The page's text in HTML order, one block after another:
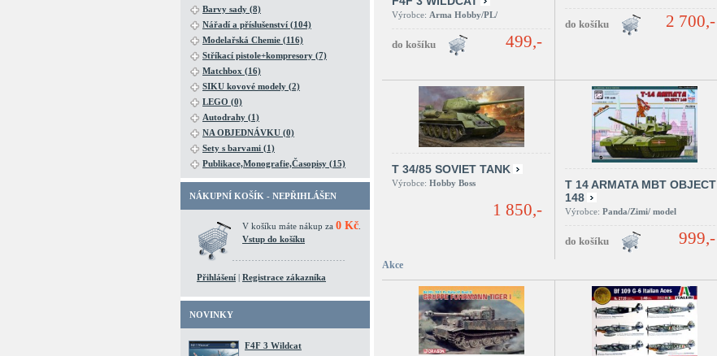
Barvy sady (8)
Nářadí a příslušenství (104)
Modelařská Chemie (116)
Stříkací pistole+kompresory (7)
Matchbox (16)
SIKU kovové modely (2)
LEGO (0)
Autodrahy (1)
NA OBJEDNÁVKU (0)
Sety s barvami (1)
Publikace,Monografie,Časopisy (15)
NÁKUPNÍ KOŠÍK - NEPŘIHLÁŠEN
V košíku máte nákup za 0 Kč
Vstup do košíku
Přihlášení | Registrace zákazníka
NOVINKY
F4F 3 Wildcat
Výrobce: Arma Hobby/PL/
499,-
2 700,-
T 34/85 SOVIET TANK
Výrobce: Hobby Boss
1 850,-
T 14 ARMATA MBT OBJECT
148
Výrobce: Panda/Zimi/ model
999,-
Akce